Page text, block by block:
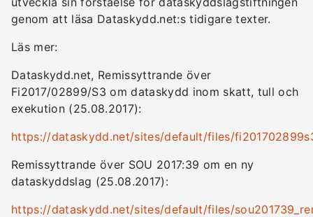
genom att läsa Dataskydd.net:s tidigare texter.
Läs mer:
Dataskydd.net, Remissyttrande över
Fi2017/02899/S3 om dataskydd inom skatt, tull och
exekution (25.08.2017):
https://dataskydd.net/sites/default/files/
Remissyttrande över SOU 2017:39 om en ny
dataskyddslag (25.08.2017):
https://dataskydd.net/sites/default/files/